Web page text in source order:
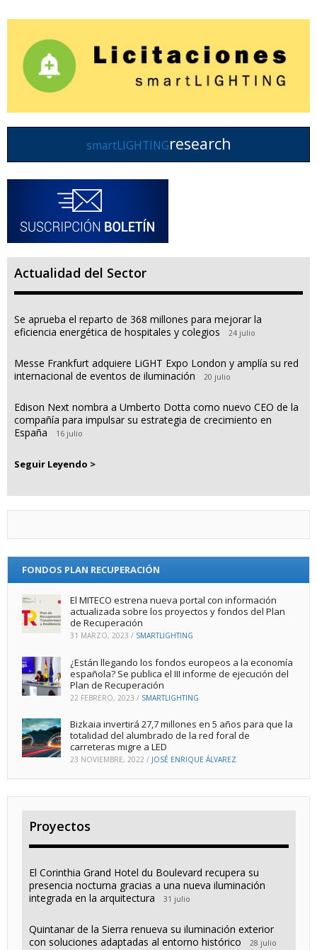
smartLIGHTINGresearch
Actualidad del Sector
Se aprueba el reparto de 368 millones para mejorar la
eficiencia energética de hospitales y colegios
24 julio
Messe Frankfurt adquiere LiGHT Expo London y amplía su red
internacional de eventos de iluminación
20 julio
Edison Next nombra a Umberto Dotta como nuevo CEO de la
compañía para impulsar su estrategia de crecimiento en
España
16 julio
Seguir Leyendo >
FONDOS PLAN RECUPERACIÓN
El MITECO estrena nueva portal con información
actualizada sobre los proyectos y fondos del Plan
de Recuperación
31 MARZO, 2023 / SMARTLIGHTING
¿Están llegando los fondos europeos a la economía
española? Se publica el III informe de ejecución del
Plan de Recuperación
22 FEBRERO, 2023 / SMARTLIGHTING
Bizkaia invertirá 27,7 millones en 5 años para que la
totalidad del alumbrado de la red foral de
carreteras migre a LED
23 NOVIEMBRE, 2022 / JOSÉ ENRIQUE ÁLVAREZ
Proyectos
El Corinthia Grand Hotel du Boulevard recupera su
presencia nocturna gracias a una nueva iluminación
integrada en la arquitectura
31 julio
Quintanar de la Sierra renueva su iluminación exterior
con soluciones adaptadas al entorno histórico
28 julio